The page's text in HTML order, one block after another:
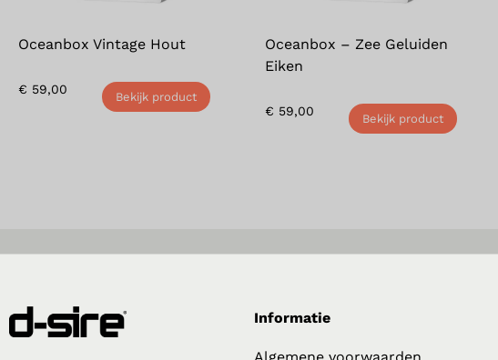
Oceanbox Vintage Hout
€ 59,00 Bekijk product
Oceanbox – Zee Geluiden
Eiken
€ 59,00 Bekijk product
Informatie
Algemene voorwaarden